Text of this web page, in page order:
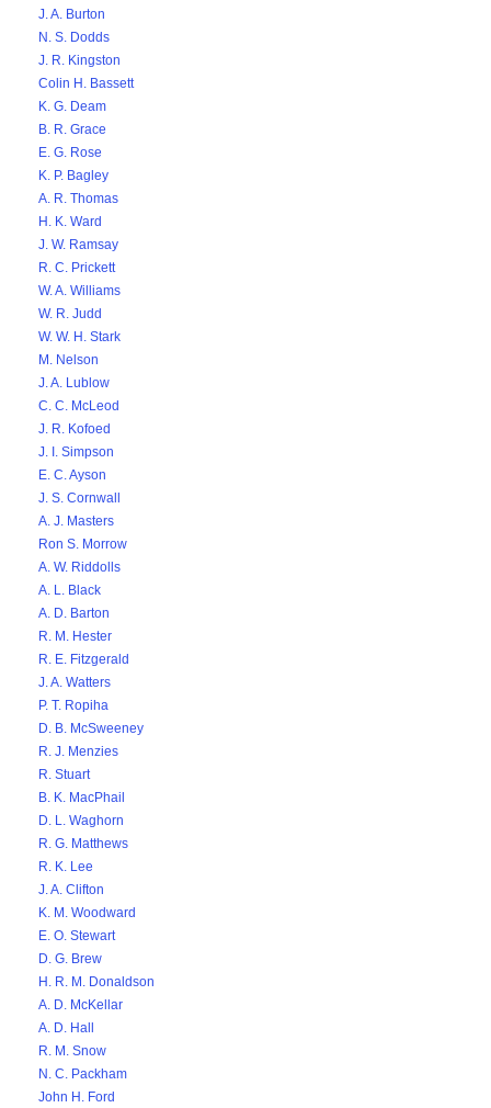
J. A. Burton
N. S. Dodds
J. R. Kingston
Colin H. Bassett
K. G. Deam
B. R. Grace
E. G. Rose
K. P. Bagley
A. R. Thomas
H. K. Ward
J. W. Ramsay
R. C. Prickett
W. A. Williams
W. R. Judd
W. W. H. Stark
M. Nelson
J. A. Lublow
C. C. McLeod
J. R. Kofoed
J. I. Simpson
E. C. Ayson
J. S. Cornwall
A. J. Masters
Ron S. Morrow
A. W. Riddolls
A. L. Black
A. D. Barton
R. M. Hester
R. E. Fitzgerald
J. A. Watters
P. T. Ropiha
D. B. McSweeney
R. J. Menzies
R. Stuart
B. K. MacPhail
D. L. Waghorn
R. G. Matthews
R. K. Lee
J. A. Clifton
K. M. Woodward
E. O. Stewart
D. G. Brew
H. R. M. Donaldson
A. D. McKellar
A. D. Hall
R. M. Snow
N. C. Packham
John H. Ford